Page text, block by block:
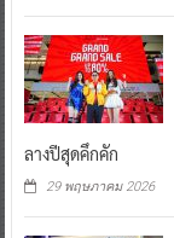
ลางปีสุดคึกคัก
29 พฤษภาคม 2026